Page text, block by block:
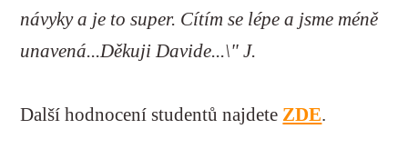
návyky a je to super. Cítím se lépe a jsme méně
unavená...Děkuji Davide...\" J.
Další hodnocení studentů najdete ZDE.